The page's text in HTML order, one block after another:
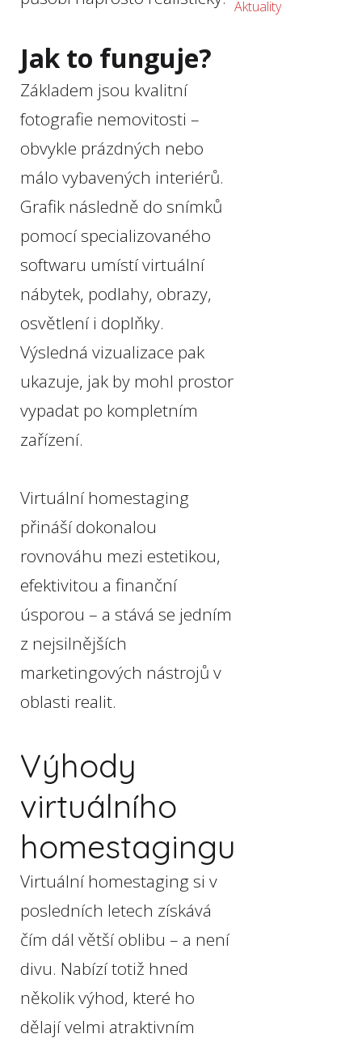
Jak to funguje?
Základem jsou kvalitní
fotografie nemovitosti –
obvykle prázdných nebo
málo vybavených interiérů.
Grafik následně do snímků
pomocí specializovaného
softwaru umístí virtuální
nábytek, podlahy, obrazy,
osvětlení i doplňky.
Výsledná vizualizace pak
ukazuje, jak by mohl prostor
vypadat po kompletním
zařízení.
Virtuální homestaging
přináší dokonalou
rovnováhu mezi estetikou,
efektivitou a finanční
úsporou – a stává se jedním
z nejsilnějších
marketingových nástrojů v
oblasti realit.
Výhody
virtuálního
homestagingu
Virtuální homestaging si v
posledních letech získává
čím dál větší oblibu – a není
divu. Nabízí totiž hned
několik výhod, které ho
dělají velmi atraktivním
Aktuality